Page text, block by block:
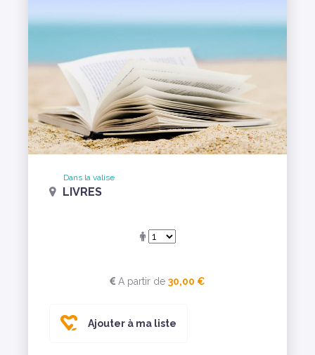
Dans la valise
LIVRES
A partir de 30,00 €
Ajouter à ma liste